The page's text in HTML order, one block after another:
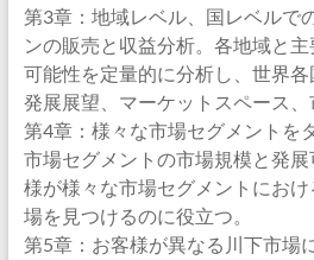
第3章：地域レベル、国レベルで
ンの販売と収益分析。各地域と
可能性を定量的に分析し、世界
発展展望、マーケットスペース、
第4章：様々な市場セグメントを
市場セグメントの市場規模と発
様が様々な市場セグメントにお
場を見つけるのに役立つ。
第5章：お客様が異なる川下市場